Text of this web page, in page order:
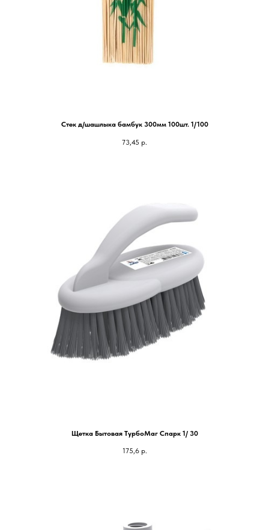
Стек д/шашлыка бамбук 300мм 100шт. 1/100
73,45 р.
Щетка Бытовая ТурбоМаг Спарк 1/ 30
175,6 р.